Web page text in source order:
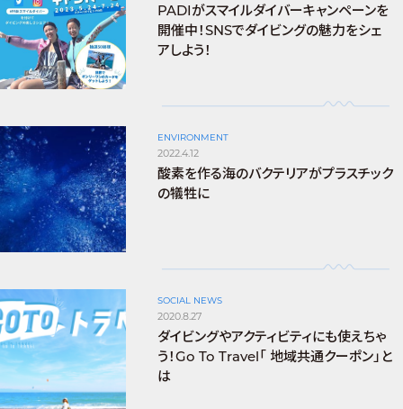
PADIがスマイルダイバーキャンペーンを
開催中！SNSでダイビングの魅力をシェ
アしよう！
ENVIRONMENT
2022.4.12
酸素を作る海のバクテリアがプラスチック
の犠牲に
SOCIAL NEWS
2020.8.27
ダイビングやアクティビティにも使えちゃ
う！Go To Travel「 地域共通クーポン」と
は